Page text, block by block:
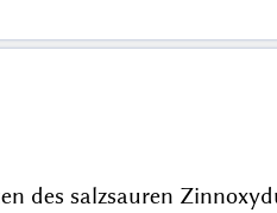
des salzsauren